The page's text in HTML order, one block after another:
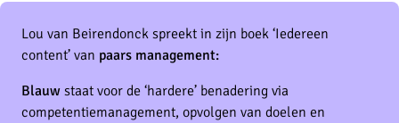
Lou van Beirendonck spreekt in zijn boek ‘Iedereen
content’ van paars management:
Blauw staat voor de ‘hardere’ benadering via
competentiemanagement, opvolgen van doelen en